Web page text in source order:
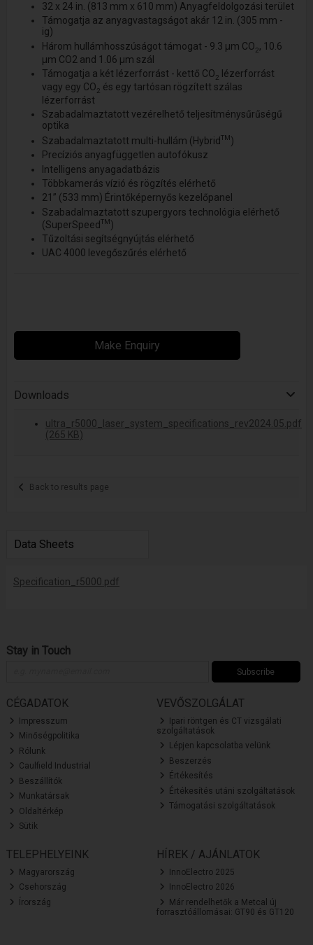
32 x 24 in. (813 mm x 610 mm) Anyagfeldolgozási terület
Támogatja az anyagvastagságot akár 12 in. (305 mm -
ig)
Három hullámhosszúságot támogat - 9.3 µm CO2, 10.6
µm CO2 and 1.06 µm szál
Támogatja a két lézerforrást - kettő CO2
lézerforrást
vagy egy CO2 és egy tartósan rögzített szálas
lézerforrást
Szabadalmaztatott vezérelhető teljesítménysűrűségű
optika
Szabadalmaztatott multi-hullám (HybridTM)
Precíziós anyagfüggetlen autofókusz
Intelligens anyagadatbázis
Többkamerás vízió és rögzítés elérhető
21” (533 mm) Érintőképernyős kezelőpanel
Szabadalmaztatott szupergyors technológia elérhető
(SuperSpeedTM)
Tűzoltási segítségnyújtás elérhető
UAC 4000 levegőszűrés elérhető
Make Enquiry
Downloads
ultra_r5000_laser_system_specifications_rev2024.05.pdf
(265 KB)
Back to results page
Data Sheets
Specification_r5000.pdf
Stay in Touch
Subscribe
CÉGADATOK
Impresszum
Minőségpolitika
Rólunk
Caulfield Industrial
Beszállítók
Munkatársak
Oldaltérkép
Sütik
VEVŐSZOLGÁLAT
Ipari röntgen és CT vizsgálati
szolgáltatások
Lépjen kapcsolatba velünk
Beszerzés
Értékesítés
Értékesítés utáni szolgáltatások
Támogatási szolgáltatások
TELEPHELYEINK
Magyarország
Csehország
Írország
HÍREK / AJÁNLATOK
InnoElectro 2025
InnoElectro 2026
Már rendelhetők a Metcal új
forrasztóállomásai: GT90 és GT120